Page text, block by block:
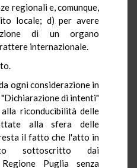
regionali e, comunque,
locale; d) per avere
di un organo
internazionale.
ogni considerazione in
di intenti"
riconducibilità delle
alla sfera delle
il fatto che l'atto in
sottoscritto dai
Puglia senza